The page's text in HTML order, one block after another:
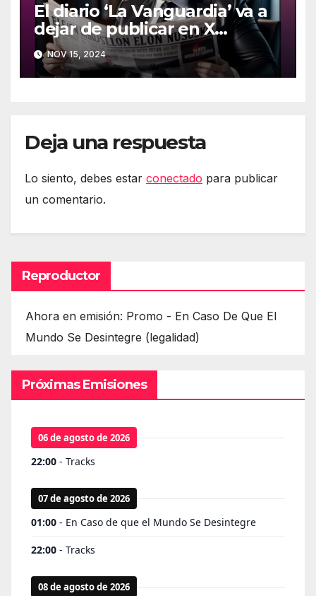
El diario ‘La Vanguardia’ va a
dejar de publicar en X
(Twitter)
NOV 15, 2024
Deja una respuesta
Lo siento, debes estar conectado para publicar
un comentario.
Reproductor
Ahora en emisión: Promo - En Caso De Que El
Mundo Se Desintegre (legalidad)
Próximas Emisiones